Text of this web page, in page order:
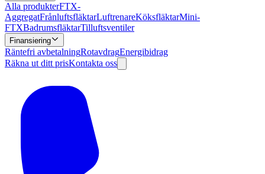
Alla produkterFTX-
AggregatFrånluftsfläktarLuftrenareKöksfläktarMini-
FTXBadrumsfläktarTilluftsventiler
Finansiering
Räntefri avbetalningRotavdragEnergibidrag
Räkna ut ditt prisKontakta oss